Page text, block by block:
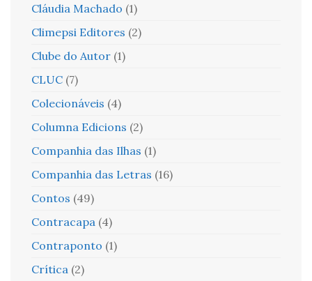
Cláudia Machado (1)
Climepsi Editores (2)
Clube do Autor (1)
CLUC (7)
Colecionáveis (4)
Columna Edicions (2)
Companhia das Ilhas (1)
Companhia das Letras (16)
Contos (49)
Contracapa (4)
Contraponto (1)
Crítica (2)